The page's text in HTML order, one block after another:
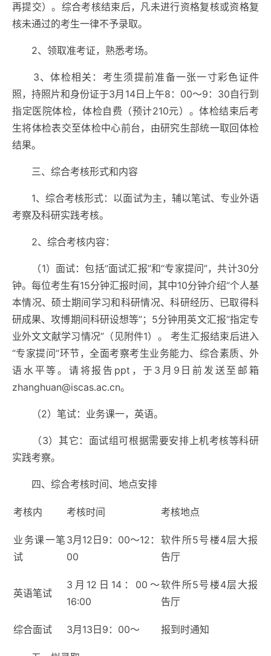
再提交）。综合考核结束后，凡未进行资格复核或资格复
核未通过的考生一律不予录取。
2、领取准考证，熟悉考场。
3、体检相关：考生须提前准备一张一寸彩色证件
照，持照片和身份证于3月 14日上午8 ： 00～9 ： 30自行到
指定医院体检，体检自费（预计210元）。体检结束后考
生将体检表交至体检中心前台，由研究生部统一取回体检
结果。
三、综合考核形式和内容
1、综合考核形式：以面试为主，辅以笔试、专业外语
考察及科研实践考核。
2、综合考核内容：
（1）面试：包括“面试汇报”和“专家提问”，共计30分
钟。每位考生有15分钟汇报时间，其中10分钟介绍“个人基
本情况、硕士期间学习和科研情况、科研经历、已取得科
研成果、攻博期间科研设想等”； 5分钟用英文汇报“指定专
业外文文献学习情况”（见附件1）。 考生汇报结束后进入
“专家提问”环节，全面考察考生业务能力、综合素质、外
语水平等。请将报告 ppt ，于 3 月 9 日前发送至邮箱
zhanghuan@iscas.ac.cn。
（2）笔试：业务课一，英语。
（3）其它：面试组可根据需要安排上机考核等科研
实践考察。
四、综合考核时间、地点安排
考核内 考核时间 考核地点
业务课一笔
试
3月 12 日 9 ： 00～12 ：
00
软件所5号楼4层大报
告厅
英语笔试
3 月 12 日 14： 00 ～
16:00
软件所5号楼4层大报
告厅
综合面试 3月 13 日 9 ： 00～ 报到时通知